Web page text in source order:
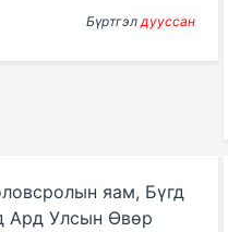
Бүртгэлдууссан
яам, Бүгд
Ард Улсын Өвөр